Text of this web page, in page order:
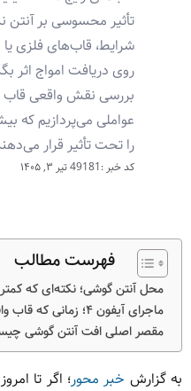
تأثیر محسوسی بر آنتن
شرایط، قاب‌های فلزی
روی دریافت امواج اثر
بررسی نقش واقعی قاب
عواملی می‌پردازیم که
را تحت تأثیر قرار
کد خبر :49181 تیر ۳, ۱۴۰۵
فهرست مطالب
محل آنتن گوشی؛ نکته‌ای که
ماجرای آیفون ۴؛ زمانی که قاب واقعاً نجات‌دهنده شد
مقصر اصلی افت آنتن گوشی
به گزارش خبر محور؛ اگر تا